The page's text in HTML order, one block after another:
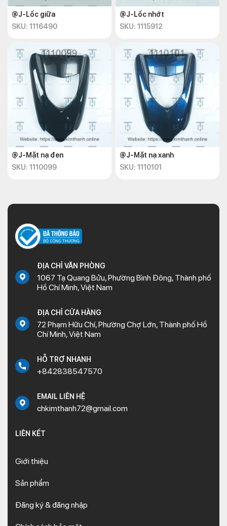
@J-Lốc giữa
SKU: 1116490
@J-Lốc nhớt
SKU: 1115912
@J-Mặt nạ đen
SKU: 1110099
@J-Mặt nạ xanh
SKU: 1110101
ĐỊA CHỈ VĂN PHÒNG
1067 Tạ Quang Bửu, Phường Bình Đông, Thành phố
Hồ Chí Minh, Việt Nam
ĐỊA CHỈ CỬA HÀNG
72 Phạm Hữu Chí, Phường Chợ Lớn, Thành phố Hồ
Chí Minh, Việt Nam
HỖ TRỢ NHANH
+842838547570
EMAIL LIÊN HỆ
chkimthanh72@gmail.com
LIÊN KẾT
Giới thiệu
Sản phẩm
Đăng ký & đăng nhập